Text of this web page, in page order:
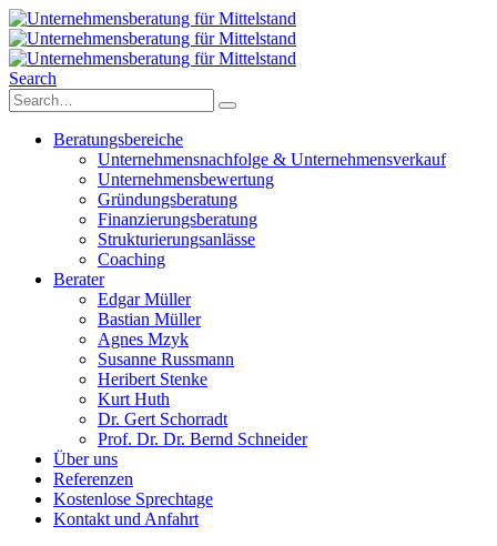
Search
Beratungsbereiche
Unternehmensnachfolge & Unternehmensverkauf
Unternehmensbewertung
Gründungsberatung
Finanzierungsberatung
Strukturierungsanlässe
Coaching
Berater
Edgar Müller
Bastian Müller
Agnes Mzyk
Susanne Russmann
Heribert Stenke
Kurt Huth
Dr. Gert Schorradt
Prof. Dr. Dr. Bernd Schneider
Über uns
Referenzen
Kostenlose Sprechtage
Kontakt und Anfahrt